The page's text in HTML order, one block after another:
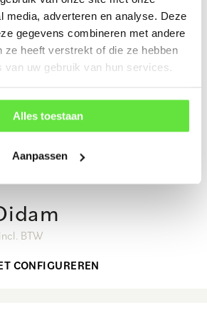
media, adverteren en analyse. Deze
gegevens combineren met andere
ze heeft verstrekt of die ze hebben
van uw gebruik van hun services.
Alles toestaan
Aanpassen
BTW
CONFIGUREREN